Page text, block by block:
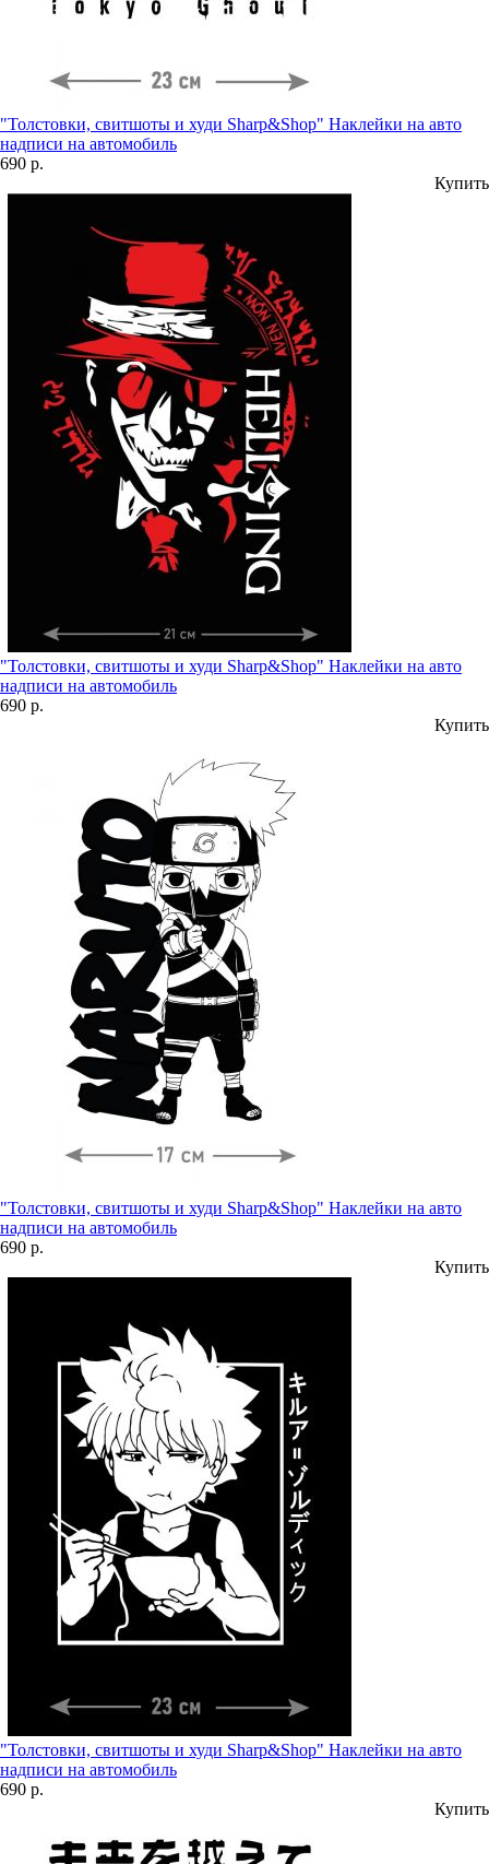
"Толстовки, свитшоты и худи Sharp&Shop" Наклейки на авто
надписи на автомобиль
690 р.
Купить
"Толстовки, свитшоты и худи Sharp&Shop" Наклейки на авто
надписи на автомобиль
690 р.
Купить
"Толстовки, свитшоты и худи Sharp&Shop" Наклейки на авто
надписи на автомобиль
690 р.
Купить
"Толстовки, свитшоты и худи Sharp&Shop" Наклейки на авто
надписи на автомобиль
690 р.
Купить